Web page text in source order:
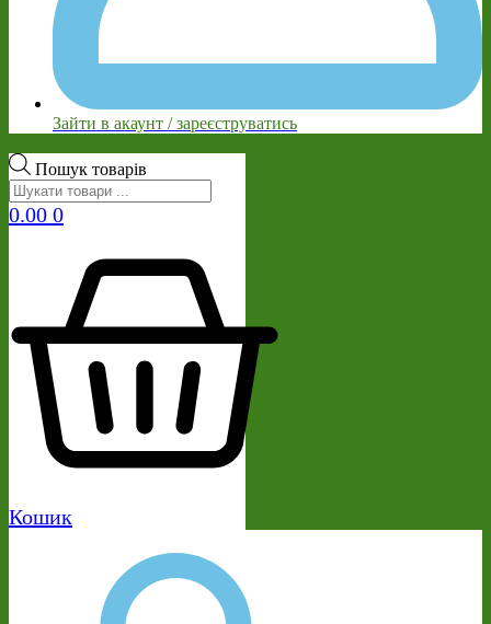
Зайти в акаунт / зареєструватись
Пошук товарів
0.00 0
Кошик